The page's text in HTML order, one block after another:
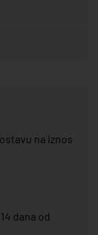
na iznos
dana od